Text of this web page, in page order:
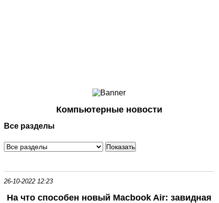
Смартфоны
Периферия
Программное обеспечение
Компьютерные новости
Все разделы
26-10-2022 12:23
На что способен новый Macbook Air: завидная